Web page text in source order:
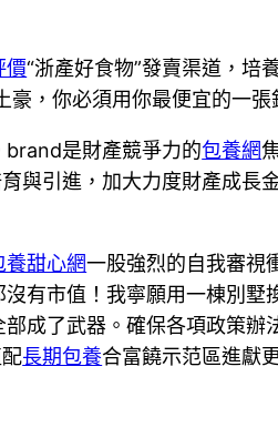
價“浙產好食物”發賣渠道，培
豪，你必須用你最便宜的一
brand是財產競爭力的包養網
與引進，加大力度財產成長
養甜心網一股強烈的自我審視
沒有市值！我寧願用一棟別
成了武器。確保各項政策
長期包養合富饒示范區進獻